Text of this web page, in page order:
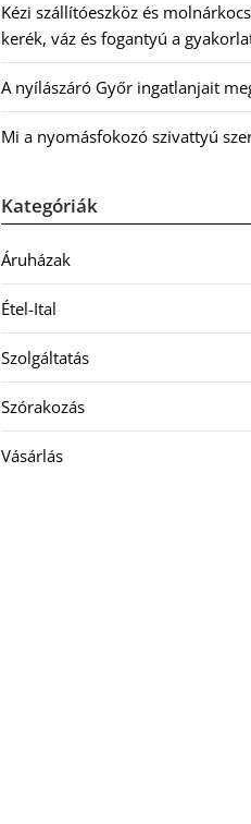
Kézi szállítóeszköz és
kerék, váz és fogantyú a
A nyílászáró Győr ingatlanjait
Mi a nyomásfokozó szivattyú
Kategóriák
Áruházak
Étel-Ital
Szolgáltatás
Szórakozás
Vásárlás